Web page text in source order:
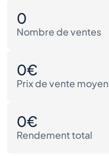
0
Nombre de ventes
0€
Prix de vente moyen
0€
Rendement total